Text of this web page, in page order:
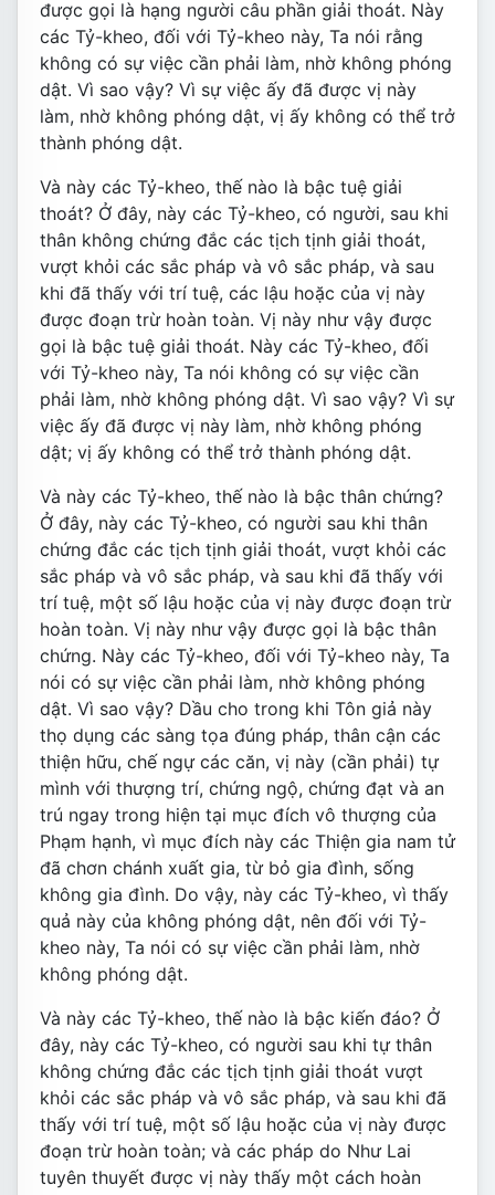
được gọi là hạng người câu phần giải thoát. Này
các Tỷ-kheo, đối với Tỷ-kheo này, Ta nói rằng
không có sự việc cần phải làm, nhờ không phóng
dật. Vì sao vậy? Vì sự việc ấy đã được vị này
làm, nhờ không phóng dật, vị ấy không có thể trở
thành phóng dật.
Và này các Tỷ-kheo, thế nào là bậc tuệ giải
thoát? Ở đây, này các Tỷ-kheo, có người, sau khi
thân không chứng đắc các tịch tịnh giải thoát,
vượt khỏi các sắc pháp và vô sắc pháp, và sau
khi đã thấy với trí tuệ, các lậu hoặc của vị này
được đoạn trừ hoàn toàn. Vị này như vậy được
gọi là bậc tuệ giải thoát. Này các Tỷ-kheo, đối
với Tỷ-kheo này, Ta nói không có sự việc cần
phải làm, nhờ không phóng dật. Vì sao vậy? Vì sự
việc ấy đã được vị này làm, nhờ không phóng
dật; vị ấy không có thể trở thành phóng dật.
Và này các Tỷ-kheo, thế nào là bậc thân chứng?
Ở đây, này các Tỷ-kheo, có người sau khi thân
chứng đắc các tịch tịnh giải thoát, vượt khỏi các
sắc pháp và vô sắc pháp, và sau khi đã thấy với
trí tuệ, một số lậu hoặc của vị này được đoạn trừ
hoàn toàn. Vị này như vậy được gọi là bậc thân
chứng. Này các Tỷ-kheo, đối với Tỷ-kheo này, Ta
nói có sự việc cần phải làm, nhờ không phóng
dật. Vì sao vậy? Dầu cho trong khi Tôn giả này
thọ dụng các sàng tọa đúng pháp, thân cận các
thiện hữu, chế ngự các căn, vị này (cần phải) tự
mình với thượng trí, chứng ngộ, chứng đạt và an
trú ngay trong hiện tại mục đích vô thượng của
Phạm hạnh, vì mục đích này các Thiện gia nam tử
đã chơn chánh xuất gia, từ bỏ gia đình, sống
không gia đình. Do vậy, này các Tỷ-kheo, vì thấy
quả này của không phóng dật, nên đối với Tỷ-
kheo này, Ta nói có sự việc cần phải làm, nhờ
không phóng dật.
Và này các Tỷ-kheo, thế nào là bậc kiến đáo? Ở
đây, này các Tỷ-kheo, có người sau khi tự thân
không chứng đắc các tịch tịnh giải thoát vượt
khỏi các sắc pháp và vô sắc pháp, và sau khi đã
thấy với trí tuệ, một số lậu hoặc của vị này được
đoạn trừ hoàn toàn; và các pháp do Như Lai
tuyên thuyết được vị này thấy một cách hoàn